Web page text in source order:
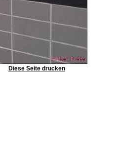
Diese Seite drucken